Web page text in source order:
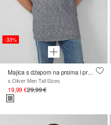
-33%
Majica s džepom na prsima i preklopljenim rubom
s.Oliver Men Tall Sizes
19,99 €29,99 €